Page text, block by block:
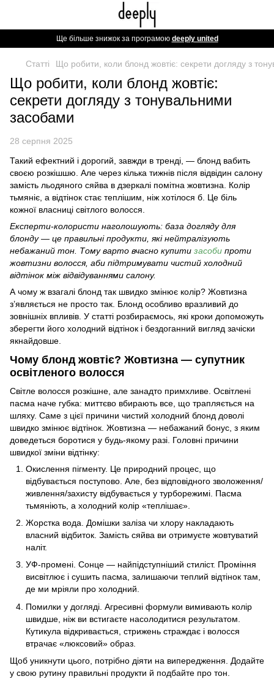
Ще більше знижок за програмою deeply united
Статті Що робити, коли блонд жовтіє: секрети догляду з
Що робити, коли блонд жовтіє:
секрети догляду з тонувальними
засобами
28 серпня 2025
Такий ефектний і дорогий, завжди в тренді, — блонд вабить
своєю розкішшю. Але через кілька тижнів після відвідин салону
замість льодяного сяйва в дзеркалі помітна жовтизна. Колір
тьмяніє, а відтінок стає теплішим, ніж хотілося б. Це біль
кожної власниці світлого волосся.
Експерти-колористи наголошують: база догляду для
блонду — це правильні продукти, які нейтралізують
небажаний тон. Тому варто вчасно купити засоби проти
жовтизни волосся, аби підтримувати чистий холодний
відтінок між відвідуваннями салону.
А чому ж взагалі блонд так швидко змінює колір? Жовтизна
з’являється не просто так. Блонд особливо вразливий до
зовнішніх впливів. У статті розбираємось, які кроки допоможуть
зберегти його холодний відтінок і бездоганний вигляд зачіски
якнайдовше.
Чому блонд жовтіє? Жовтизна — супутник
освітленого волосся
Світле волосся розкішне, але занадто примхливе. Освітлені
пасма наче губка: миттєво вбирають все, що трапляється на
шляху. Саме з цієї причини чистий холодний блонд доволі
швидко змінює відтінок. Жовтизна — небажаний бонус, з яким
доведеться боротися у будь-якому разі. Головні причини
швидкої зміни відтінку:
Окислення пігменту. Це природний процес, що
відбувається поступово. Але, без відповідного зволоження/
живлення/захисту відбувається у турборежимі. Пасма
тьмяніють, а холодний колір «теплішає».
Жорстка вода. Домішки заліза чи хлору накладають
власний відбиток. Замість сяйва ви отримуєте жовтуватий
наліт.
УФ-промені. Сонце — найпідступніший стиліст. Проміння
висвітлює і сушить пасма, залишаючи теплий відтінок там,
де ми мріяли про холодний.
Помилки у догляді. Агресивні формули вимивають колір
швидше, ніж ви встигаєте насолодитися результатом.
Кутикула відкривається, стрижень страждає і волосся
втрачає «люксовий» образ.
Щоб уникнути цього, потрібно діяти на випередження. Додайте
у свою рутину правильні продукти й подбайте про тон.